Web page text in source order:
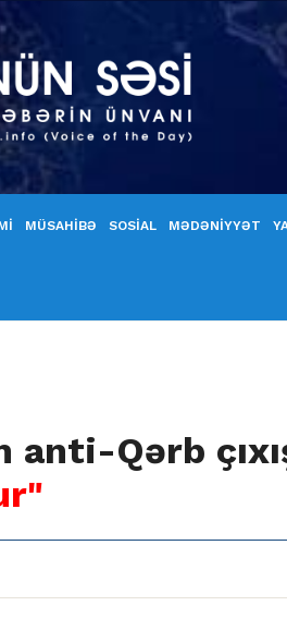
MÜSAHİBƏ SOSİAL MƏDƏNİYYƏT
Qərb